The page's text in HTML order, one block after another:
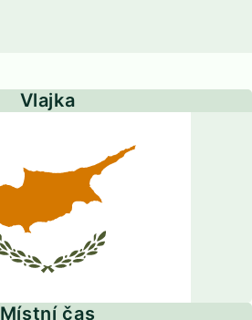
Vlajka
Místní čas